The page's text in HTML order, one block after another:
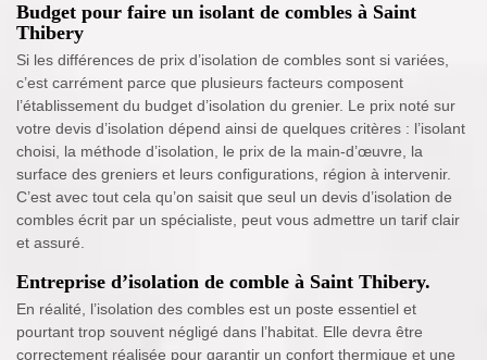
Budget pour faire un isolant de combles à Saint
Thibery
Si les différences de prix d’isolation de combles sont si variées,
c’est carrément parce que plusieurs facteurs composent
l’établissement du budget d’isolation du grenier. Le prix noté sur
votre devis d’isolation dépend ainsi de quelques critères : l’isolant
choisi, la méthode d’isolation, le prix de la main-d’œuvre, la
surface des greniers et leurs configurations, région à intervenir.
C’est avec tout cela qu’on saisit que seul un devis d’isolation de
combles écrit par un spécialiste, peut vous admettre un tarif clair
et assuré.
Entreprise d’isolation de comble à Saint Thibery.
En réalité, l’isolation des combles est un poste essentiel et
pourtant trop souvent négligé dans l’habitat. Elle devra être
correctement réalisée pour garantir un confort thermique et une